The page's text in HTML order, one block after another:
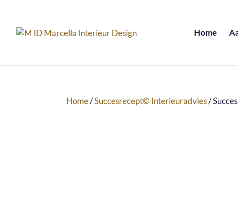
Home
Home/Succesrecept© Interieuradvies/